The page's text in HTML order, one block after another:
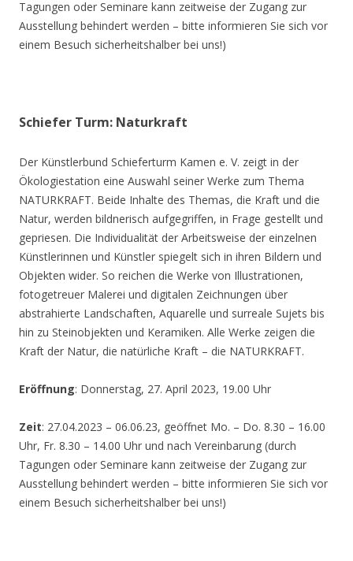
Tagungen oder Seminare kann zeitweise der Zugang zur
Ausstellung behindert werden – bitte informieren Sie sich vor
einem Besuch sicherheitshalber bei uns!)
Schiefer Turm: Naturkraft
Der Künstlerbund Schieferturm Kamen e. V. zeigt in der
Ökologiestation eine Auswahl seiner Werke zum Thema
NATURKRAFT. Beide Inhalte des Themas, die Kraft und die
Natur, werden bildnerisch aufgegriffen, in Frage gestellt und
gepriesen. Die Individualität der Arbeitsweise der einzelnen
Künstlerinnen und Künstler spiegelt sich in ihren Bildern und
Objekten wider. So reichen die Werke von Illustrationen,
fotogetreuer Malerei und digitalen Zeichnungen über
abstrahierte Landschaften, Aquarelle und surreale Sujets bis
hin zu Steinobjekten und Keramiken. Alle Werke zeigen die
Kraft der Natur, die natürliche Kraft – die NATURKRAFT.
Eröffnung: Donnerstag, 27. April 2023, 19.00 Uhr
Zeit: 27.04.2023 – 06.06.23, geöffnet Mo. – Do. 8.30 – 16.00
Uhr, Fr. 8.30 – 14.00 Uhr und nach Vereinbarung (durch
Tagungen oder Seminare kann zeitweise der Zugang zur
Ausstellung behindert werden – bitte informieren Sie sich vor
einem Besuch sicherheitshalber bei uns!)